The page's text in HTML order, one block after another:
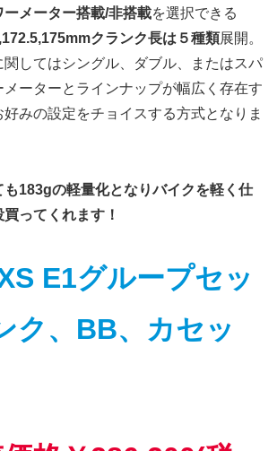
ーメーター搭載/非搭載を選択できる
クランク長は５種類展開。
してはシングル、ダブル、またはスパ
ーターとラインナップが幅広く存在す
みの設定をチョイスする方式となりま
183gの軽量化となりバイクを軽く仕
買ってくれます！
E1グループセッ
ク、BB、カセッ